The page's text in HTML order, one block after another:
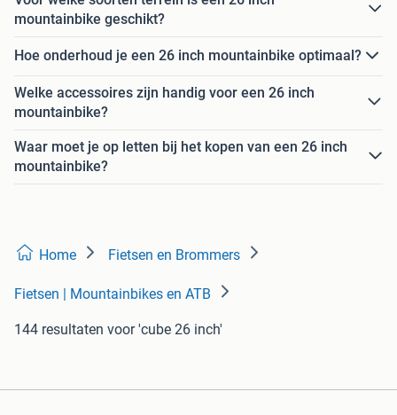
mountainbike geschikt?
Hoe onderhoud je een 26 inch mountainbike optimaal?
Welke accessoires zijn handig voor een 26 inch
mountainbike?
Waar moet je op letten bij het kopen van een 26 inch
mountainbike?
Home Fietsen en Brommers
Fietsen | Mountainbikes en ATB
144 resultaten voor 'cube 26 inch'